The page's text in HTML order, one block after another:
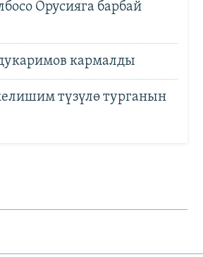
Орусияга барбай
кармалды
түзүлө турганын